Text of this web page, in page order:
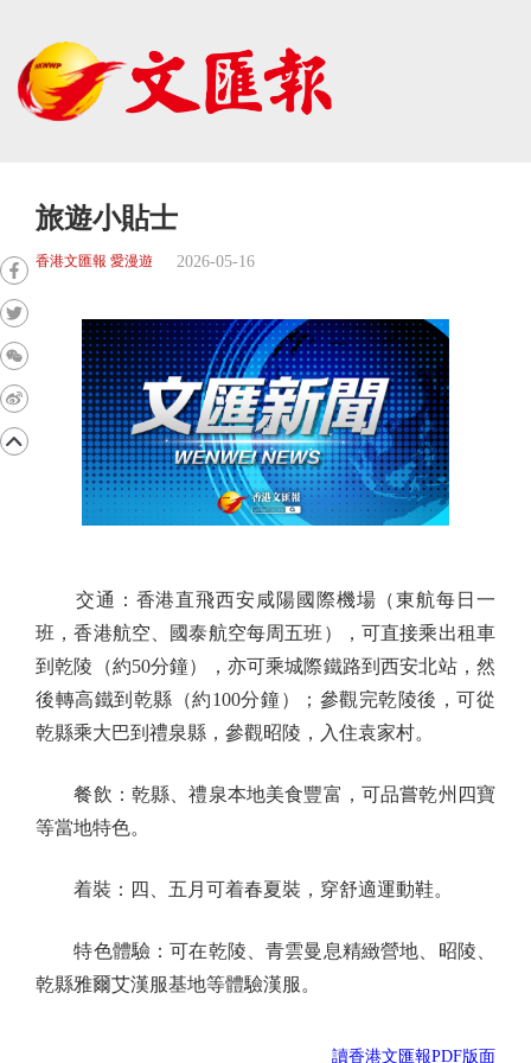
旅遊小貼士
香港文匯報 愛漫遊 2026-05-16
交通：香港直飛西安咸陽國際機場（東航每日一
班，香港航空、國泰航空每周五班），可直接乘出租車
到乾陵（約50分鐘），亦可乘城際鐵路到西安北站，然
後轉高鐵到乾縣（約100分鐘）；參觀完乾陵後，可從
乾縣乘大巴到禮泉縣，參觀昭陵，入住袁家村。
餐飲：乾縣、禮泉本地美食豐富，可品嘗乾州四寶
等當地特色。
着裝：四、五月可着春夏裝，穿舒適運動鞋。
特色體驗：可在乾陵、青雲曼息精緻營地、昭陵、
乾縣雅爾艾漢服基地等體驗漢服。
讀香港文匯報PDF版面